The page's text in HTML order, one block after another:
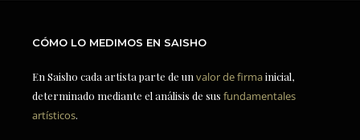
CÓMO LO MEDIMOS EN SAISHO
En Saisho cada artista parte de un valor de firmainicial,
determinado mediante el análisis de sus fundamentales
artísticos.